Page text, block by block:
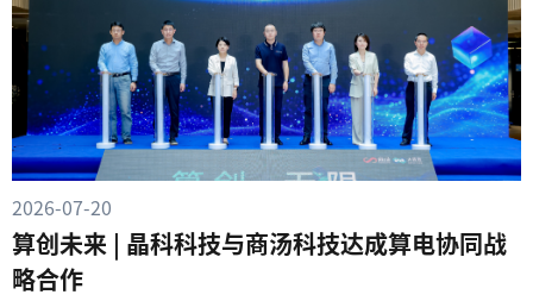
2026-07-20
算创未来 | 晶科科技与商汤科技达成算电协同战
略合作